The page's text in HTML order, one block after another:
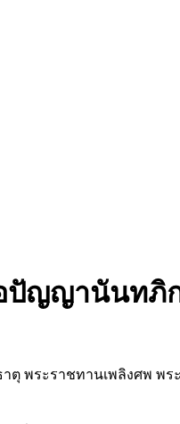
ปัญญานันทภิ
พระราชทานเพลิงศพ พ